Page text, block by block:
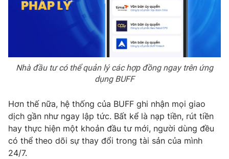
Nhà đầu tư có thể quản lý các hợp đồng ngay trên ứng
dụng BUFF
Hơn thế nữa, hệ thống của BUFF ghi nhận mọi giao
dịch gần như ngay lập tức. Bất kể là nạp tiền, rút tiền
hay thực hiện một khoản đầu tư mới, người dùng đều
có thể theo dõi sự thay đổi trong tài sản của mình
24/7.